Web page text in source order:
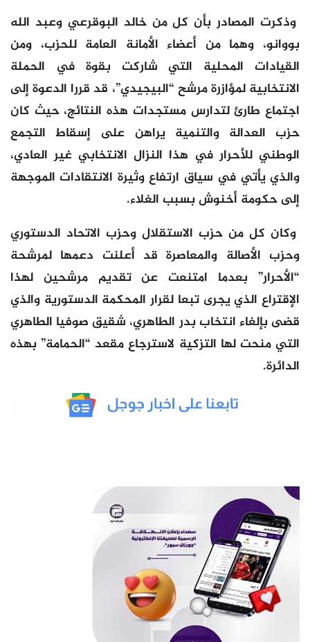
وذكرت المصادر بأن كل من خالد البوقرعي وعبد الله
بووانو، وهما من أعضاء الأمانة العامة للحزب، ومن
القيادات المحلية التي شاركت بقوة في الحملة
الانتخابية لمؤازرة مرشح “البيجيدي”، قد قررا الدعوة إلى
اجتماع طارئ لتدارس مستجدات هذه النتائج، حيث كان
حزب العدالة والتنمية يراهن على إسقاط التجمع
الوطني للأحرار في هذا النزال الانتخابي غير العادي،
والذي يأتي في سياق ارتفاع وثيرة الانتقادات الموجهة
إلى حكومة أخنوش بسبب الغلاء.
وكان كل من حزب الاستقلال وحزب الاتحاد الدستوري
وحزب الأصالة والمعاصرة قد أعلنت دعمها لمرشحة
“الأحرار” بعدما امتنعت عن تقديم مرشحين لهذا
الإقتراع الذي يجرى تبعا لقرار المحكمة الدستورية والذي
قضى بإلغاء انتخاب بدر الطاهري، شقيق صوفيا الطاهري
التي منحت لها التزكية لاسترجاع مقعد “الحمامة” بهذه
الدائرة.